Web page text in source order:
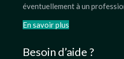
éventuellement à un
En savoir plus
Besoin d’aide ?